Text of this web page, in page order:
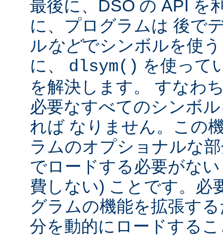
最後に、DSO の API を
に、プログラムは 後で
ルなどでシンボルを使
に、 dlsym() を使って
を解決します。 すなわ
必要なすべてのシンボ
れば なりません。この
ラムのオプショナルな
でロードする必要がな
費しない) ことです。必
グラムの機能を拡張す
分を動的にロードする